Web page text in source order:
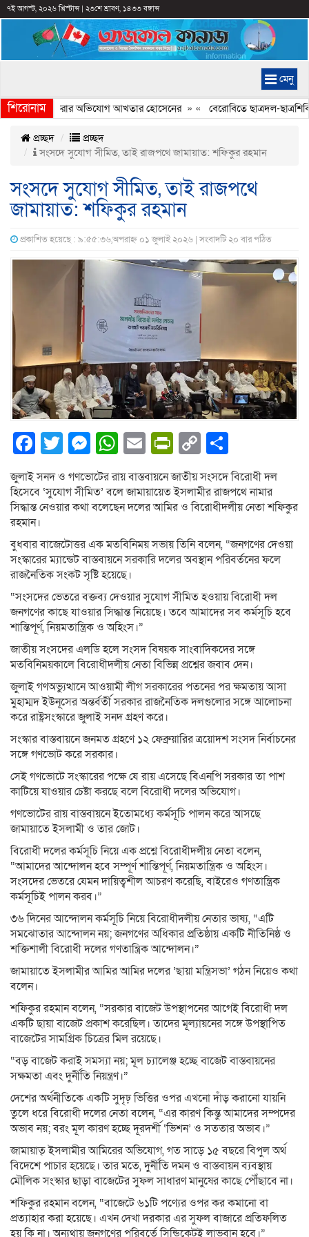
৭ই আগস্ট, ২০২৬ খ্রিস্টাব্দ| ২৩শে শ্রাবণ, ১৪৩৩ বঙ্গাব্দ
মেনু
শিরোনাম
ইতিহাস বিকৃত করার অভিযোগ আখতার হোসেনের» « বেরোবিতে ছাত্রদল-
প্রচ্ছদ
প্রচ্ছদ
সংসদে সুযোগ সীমিত, তাই রাজপথে জামায়াত: শফিকুর রহমান
সংসদে সুযোগ সীমিত, তাই রাজপথে
জামায়াত: শফিকুর রহমান
প্রকাশিত হয়েছে : ৯:৫৫:৩৬,অপরাহ্ন ০১ জুলাই ২০২৬ | সংবাদটি ২০ বার পঠিত
Facebook
Twitter
Messenger
WhatsApp
EmailPrintFriendly
Copy
Link
জুলাই সনদ ও গণভোটের রায় বাস্তবায়নে জাতীয় সংসদে বিরোধী দল
হিসেবে ‘সুযোগ সীমিত’ বলে জামায়ায়েত ইসলামীর রাজপথে নামার
সিদ্ধান্ত নেওয়ার কথা বলেছেন দলের আমির ও বিরোধীদলীয় নেতা শফিকুর
রহমান।
বুধবার বাজেটোত্তর এক মতবিনিময় সভায় তিনি বলেন, “জনগণের দেওয়া
সংস্কারের ম্যান্ডেট বাস্তবায়নে সরকারি দলের অবস্থান পরিবর্তনের ফলে
রাজনৈতিক সংকট সৃষ্টি হয়েছে।
“সংসদের ভেতরে বক্তব্য দেওয়ার সুযোগ সীমিত হওয়ায় বিরোধী দল
জনগণের কাছে যাওয়ার সিদ্ধান্ত নিয়েছে। তবে আমাদের সব কর্মসূচি হবে
শান্তিপূর্ণ, নিয়মতান্ত্রিক ও অহিংস।”
জাতীয় সংসদের এলডি হলে সংসদ বিষয়ক সাংবাদিকদের সঙ্গে
মতবিনিময়কালে বিরোধীদলীয় নেতা বিভিন্ন প্রশ্নের জবাব দেন।
জুলাই গণঅভ্যুত্থানে আওয়ামী লীগ সরকারের পতনের পর ক্ষমতায় আসা
মুহাম্মদ ইউনূসের অন্তর্বর্তী সরকার রাজনৈতিক দলগুলোর সঙ্গে আলোচনা
করে রাষ্ট্রসংস্কারে জুলাই সনদ গ্রহণ করে।
সংস্কার বাস্তবায়নে জনমত গ্রহণে ১২ ফেব্রুয়ারির ত্রয়োদশ সংসদ নির্বাচনের
সঙ্গে গণভোট করে সরকার।
সেই গণভোটে সংস্কারের পক্ষে যে রায় এসেছে বিএনপি সরকার তা পাশ
কাটিয়ে যাওয়ার চেষ্টা করছে বলে বিরোধী দলের অভিযোগ।
গণভোটের রায় বাস্তবায়নে ইতোমধ্যে কর্মসূচি পালন করে আসছে
জামায়াতে ইসলামী ও তার জোট।
বিরোধী দলের কর্মসূচি নিয়ে এক প্রশ্নে বিরোধীদলীয় নেতা বলেন,
“আমাদের আন্দোলন হবে সম্পূর্ণ শান্তিপূর্ণ, নিয়মতান্ত্রিক ও অহিংস।
সংসদের ভেতরে যেমন দায়িত্বশীল আচরণ করেছি, বাইরেও গণতান্ত্রিক
কর্মসূচিই পালন করব।”
৩৬ দিনের আন্দোলন কর্মসূচি নিয়ে বিরোধীদলীয় নেতার ভাষ্য, “এটি
সমঝোতার আন্দোলন নয়; জনগণের অধিকার প্রতিষ্ঠায় একটি নীতিনিষ্ঠ ও
শক্তিশালী বিরোধী দলের গণতান্ত্রিক আন্দোলন।”
জামায়াতে ইসলামীর আমির আমির দলের ‘ছায়া মন্ত্রিসভা’ গঠন নিয়েও কথা
বলেন।
শফিকুর রহমান বলেন, “সরকার বাজেট উপস্থাপনের আগেই বিরোধী দল
একটি ছায়া বাজেট প্রকাশ করেছিল। তাদের মূল্যায়নের সঙ্গে উপস্থাপিত
বাজেটের সামগ্রিক চিত্রের মিল রয়েছে।
“বড় বাজেট করাই সমস্যা নয়; মূল চ্যালেঞ্জ হচ্ছে বাজেট বাস্তবায়নের
সক্ষমতা এবং দুর্নীতি নিয়ন্ত্রণ।”
দেশের অর্থনীতিকে একটি সুদৃঢ় ভিত্তির ওপর এখনো দাঁড় করানো যায়নি
তুলে ধরে বিরোধী দলের নেতা বলেন, “এর কারণ কিন্তু আমাদের সম্পদের
অভাব নয়; বরং মূল কারণ হচ্ছে দূরদর্শী ‘ভিশন’ ও সততার অভাব।”
জামায়াত্ ইসলামীর আমিরের অভিযোগ, গত সাড়ে ১৫ বছরে বিপুল অর্থ
বিদেশে পাচার হয়েছে। তার মতে, দুর্নীতি দমন ও বাস্তবায়ন ব্যবস্থায়
মৌলিক সংস্কার ছাড়া বাজেটের সুফল সাধারণ মানুষের কাছে পৌঁছাবে না।
শফিকুর রহমান বলেন, “বাজেটে ৬১টি পণ্যের ওপর কর কমানো বা
প্রত্যাহার করা হয়েছে। এখন দেখা দরকার এর সুফল বাজারে প্রতিফলিত
হয় কি না। অন্যথায় জনগণের পরিবর্তে সিন্ডিকেটই লাভবান হবে।”